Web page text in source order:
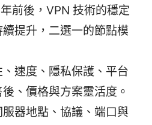
前後，VPN 技術的穩定
提升，二選一的節點模
速度、隱私保護、平台
、價格與方案靈活度。
器地點、協議、端口與